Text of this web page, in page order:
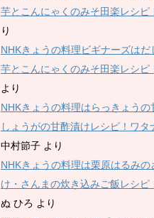
芋とこんにゃくのみそ田楽レシピ
り
NHKきょうの料理ビギナーズはだ
芋とこんにゃくのみそ田楽レシピ
より
NHKきょうの料理はらっきょうの
しょうがの甘酢漬けレシピ！ワタ
中村節子 より
NHKきょうの料理は栗原はるみの
け・さんまの炊き込みご飯レシピ
ぬ ひろ より